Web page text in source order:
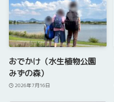
おでかけ（水生植物公園
みずの森）
2026年7月16日